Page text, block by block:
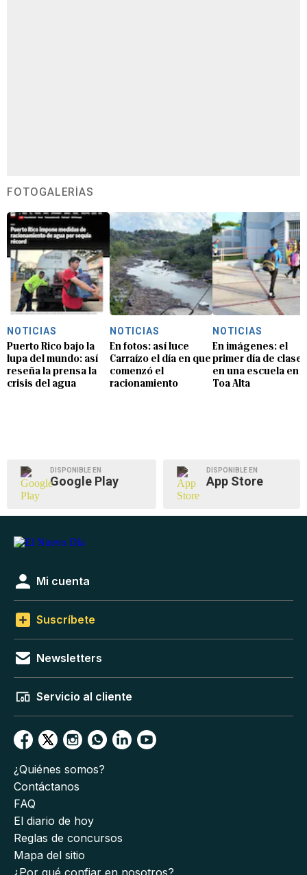
FOTOGALERÍAS
NOTICIAS
Puerto Rico bajo la
lupa del mundo: así
reseña la prensa la
crisis del agua
NOTICIAS
En fotos: así luce
Carraízo el día en que
comenzó el
racionamiento
NOTICIAS
En imágenes: el
primer día de clases
en una escuela en
Toa Alta
DISPONIBLE EN
Google Play
DISPONIBLE EN
App Store
Mi cuenta
Suscríbete
Newsletters
Servicio al cliente
¿Quiénes somos?
Contáctanos
FAQ
El diario de hoy
Reglas de concursos
Mapa del sitio
¿Por qué confiar en nosotros?